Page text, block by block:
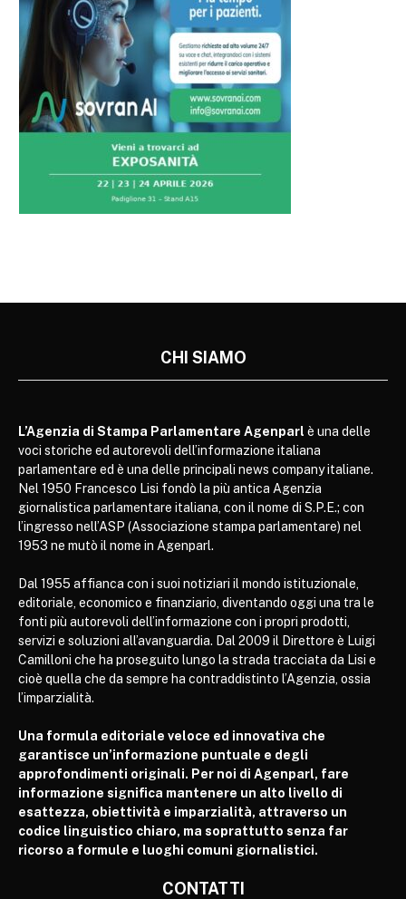
CHI SIAMO
L’Agenzia di Stampa Parlamentare Agenparl è una delle
voci storiche ed autorevoli dell’informazione italiana
parlamentare ed è una delle principali news company italiane.
Nel 1950 Francesco Lisi fondò la più antica Agenzia
giornalistica parlamentare italiana, con il nome di S.P.E.; con
l’ingresso nell’ASP (Associazione stampa parlamentare) nel
1953 ne mutò il nome in Agenparl.
Dal 1955 affianca con i suoi notiziari il mondo istituzionale,
editoriale, economico e finanziario, diventando oggi una tra le
fonti più autorevoli dell’informazione con i propri prodotti,
servizi e soluzioni all’avanguardia. Dal 2009 il Direttore è Luigi
Camilloni che ha proseguito lungo la strada tracciata da Lisi e
cioè quella che da sempre ha contraddistinto l’Agenzia, ossia
l’imparzialità.
Una formula editoriale veloce ed innovativa che
garantisce un’informazione puntuale e degli
approfondimenti originali. Per noi di Agenparl, fare
informazione significa mantenere un alto livello di
esattezza, obiettività e imparzialità, attraverso un
codice linguistico chiaro, ma soprattutto senza far
ricorso a formule e luoghi comuni giornalistici.
CONTATTI